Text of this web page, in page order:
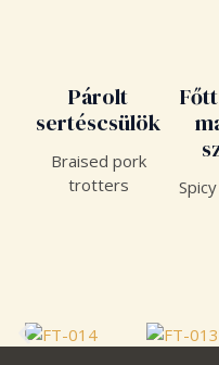
Párolt
sertéscsülök
Braised pork
trotters